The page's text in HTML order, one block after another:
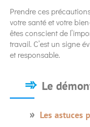
Prendre ces
votre santé et votre
êtes conscient de
travail. C’est un signe
et responsable.
Le
Les astuces